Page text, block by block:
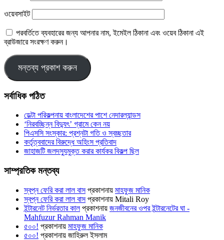
ওয়েবসাইট
পরবর্তিতে ব্যবহারের জন্য আপনার নাম, ইমেইল ঠিকানা এবং ওয়েব ঠিকানা এই
ব্রাউজারে সংরক্ষণ করুন।
সর্বাধিক পঠিত
ডেল্টা পরিকল্পনায় বাংলাদেশের পাশে নেদারল্যান্ডস
‘নিরবচ্ছিন্ন বিদ্যুৎ’ গ্রামে কেন নয়
পিএসসি সংস্কার: প্রশ্নটা গতি ও স্বচ্ছতার
কর্তৃত্ববাদের বিরুদ্ধে অহিংস প্রতিবাদ
জাহাজটি জলদস্যুমুক্ত করার কার্যকর বিকল্প ছিল
সাম্প্রতিক মন্তব্য
স্বপ্ন ফেরি করা লাল বাসপ্রকাশনায় মাহফুজ মানিক
স্বপ্ন ফেরি করা লাল বাসপ্রকাশনায় Mitali Roy
ইন্টারনেট নির্ভরতার কালপ্রকাশনায় জনজীবনের ওপর ইন্টারনেটের ঘা -
Mahfuzur Rahman Manik
৫০০! প্রকাশনায় মাহফুজ মানিক
৫০০! প্রকাশনায় জাহিরুল ইসলাম